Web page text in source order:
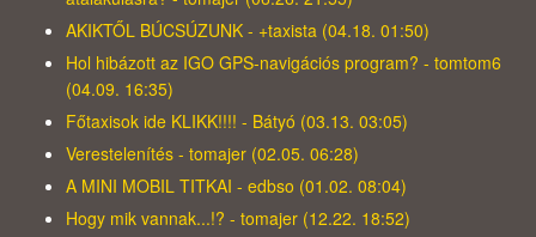
AKIKTŐL BÚCSÚZUNK - +taxista (04.18. 01:50)
Hol hibázott az IGO GPS-navigációs program? - tomtom6
(04.09. 16:35)
Főtaxisok ide KLIKK!!!! - Bátyó (03.13. 03:05)
Verestelenítés - tomajer (02.05. 06:28)
A MINI MOBIL TITKAI - edbso (01.02. 08:04)
Hogy mik vannak...!? - tomajer (12.22. 18:52)